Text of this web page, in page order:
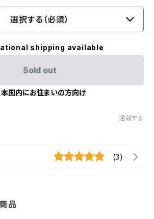
選択する（必須）
shipping available
Sold out
本国内にお住まいの方向け
通報する
(3)
品